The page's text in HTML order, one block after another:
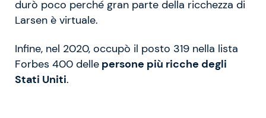
durò poco perché gran parte della ricchezza di
Larsen è virtuale.
Infine, nel 2020, occupò il posto 319 nella lista
Forbes 400 delle persone più ricche degli
Stati Uniti.